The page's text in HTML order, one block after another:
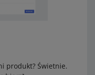
produkt? Świetnie.